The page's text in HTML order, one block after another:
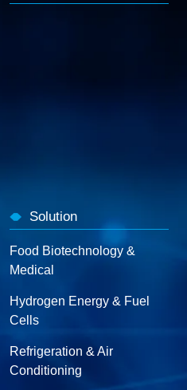
Solution
Food Biotechnology &
Medical
Hydrogen Energy & Fuel
Cells
Refrigeration & Air
Conditioning